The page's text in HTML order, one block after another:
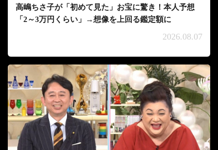
高嶋ちさ子が「初めて見た」お宝に驚き！本人予想
「2～3万円くらい」→想像を上回る鑑定額に
2026.08.07